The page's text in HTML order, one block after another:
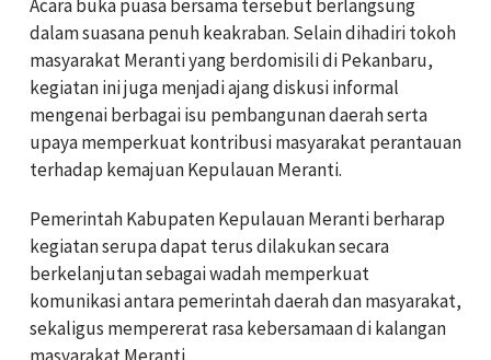
Acara buka puasa bersama tersebut berlangsung
dalam suasana penuh keakraban. Selain dihadiri tokoh
masyarakat Meranti yang berdomisili di Pekanbaru,
kegiatan ini juga menjadi ajang diskusi informal
mengenai berbagai isu pembangunan daerah serta
upaya memperkuat kontribusi masyarakat perantauan
terhadap kemajuan Kepulauan Meranti.
Pemerintah Kabupaten Kepulauan Meranti berharap
kegiatan serupa dapat terus dilakukan secara
berkelanjutan sebagai wadah memperkuat
komunikasi antara pemerintah daerah dan masyarakat,
sekaligus mempererat rasa kebersamaan di kalangan
masyarakat Meranti.